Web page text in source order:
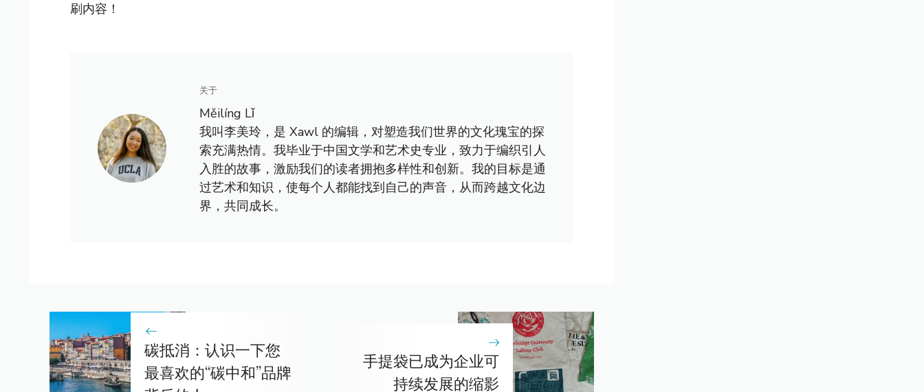
刷内容！
关于
Měilíng Lǐ
我叫李美玲，是 Xawl 的编辑，对塑造我们世界的文化瑰宝的探
索充满热情。我毕业于中国文学和艺术史专业，致力于编织引人
入胜的故事，激励我们的读者拥抱多样性和创新。我的目标是通
过艺术和知识，使每个人都能找到自己的声音，从而跨越文化边
界，共同成长。
碳抵消：认识一下您
最喜欢的“碳中和”品牌
手提袋已成为企业可
持续发展的缩影